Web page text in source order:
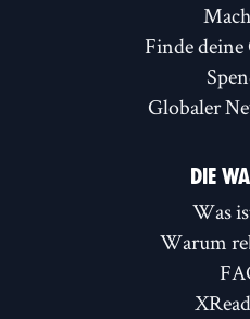
Finde
Globaler
DIE
Was
Warum